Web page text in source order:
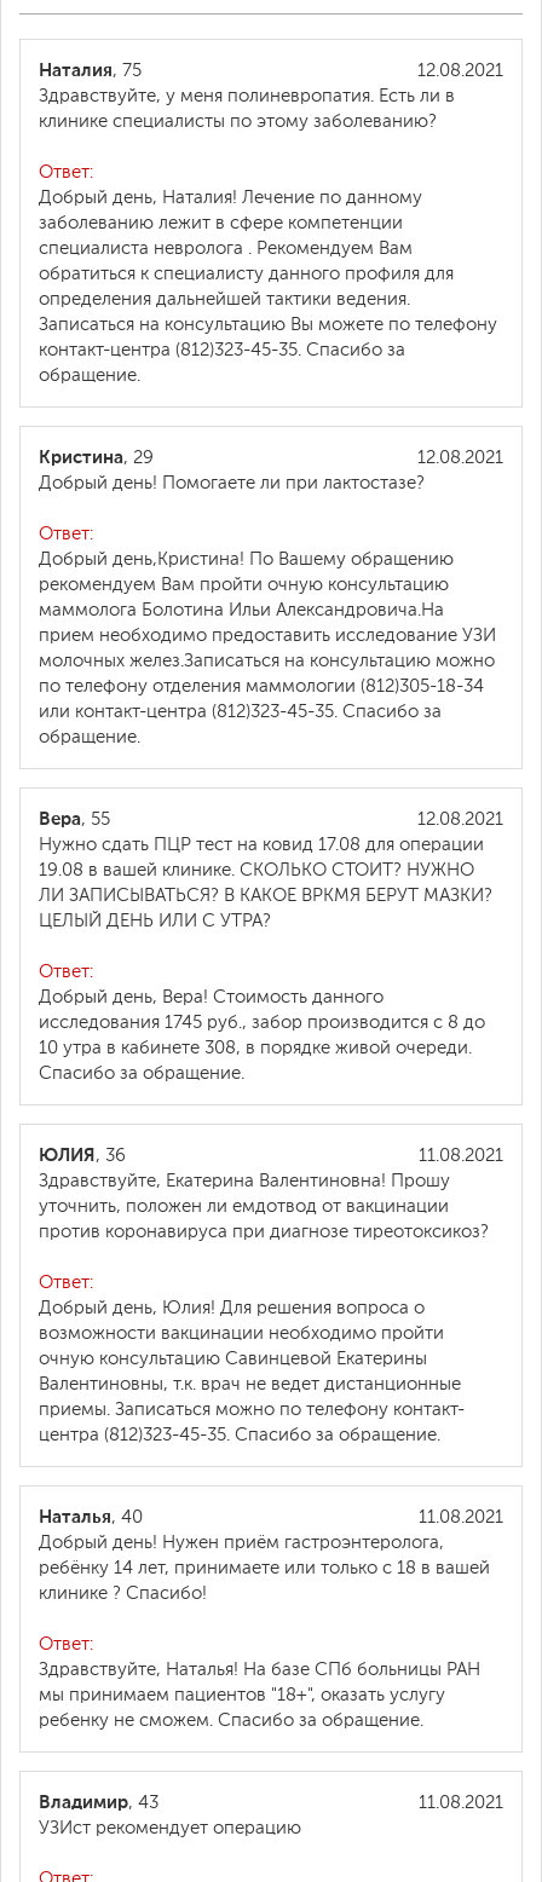
12.08.2021
Наталия, 75
Здравствуйте, у меня полиневропатия. Есть ли в
клинике специалисты по этому заболеванию?
Ответ:
Добрый день, Наталия! Лечение по данному
заболеванию лежит в сфере компетенции
специалиста невролога . Рекомендуем Вам
обратиться к специалисту данного профиля для
определения дальнейшей тактики ведения.
Записаться на консультацию Вы можете по телефону
контакт-центра (812)323-45-35. Спасибо за
обращение.
12.08.2021
Кристина, 29
Добрый день! Помогаете ли при лактостазе?
Ответ:
Добрый день,Кристина! По Вашему обращению
рекомендуем Вам пройти очную консультацию
маммолога Болотина Ильи Александровича.На
прием необходимо предоставить исследование УЗИ
молочных желез.Записаться на консультацию можно
по телефону отделения маммологии (812)305-18-34
или контакт-центра (812)323-45-35. Спасибо за
обращение.
12.08.2021
Вера, 55
Нужно сдать ПЦР тест на ковид 17.08 для операции
19.08 в вашей клинике. СКОЛЬКО СТОИТ? НУЖНО
ЛИ ЗАПИСЫВАТЬСЯ? В КАКОЕ ВРКМЯ БЕРУТ МАЗКИ?
ЦЕЛЫЙ ДЕНЬ ИЛИ С УТРА?
Ответ:
Добрый день, Вера! Стоимость данного
исследования 1745 руб., забор производится с 8 до
10 утра в кабинете 308, в порядке живой очереди.
Спасибо за обращение.
11.08.2021
ЮЛИЯ, 36
Здравствуйте, Екатерина Валентиновна! Прошу
уточнить, положен ли емдотвод от вакцинации
против коронавируса при диагнозе тиреотоксикоз?
Ответ:
Добрый день, Юлия! Для решения вопроса о
возможности вакцинации необходимо пройти
очную консультацию Савинцевой Екатерины
Валентиновны, т.к. врач не ведет дистанционные
приемы. Записаться можно по телефону контакт-
центра (812)323-45-35. Спасибо за обращение.
11.08.2021
Наталья, 40
Добрый день! Нужен приём гастроэнтеролога,
ребёнку 14 лет, принимаете или только с 18 в вашей
клинике ? Спасибо!
Ответ:
Здравствуйте, Наталья! На базе СПб больницы РАН
мы принимаем пациентов "18+", оказать услугу
ребенку не сможем. Спасибо за обращение.
11.08.2021
Владимир, 43
УЗИст рекомендует операцию